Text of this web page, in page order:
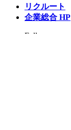
リクルート
企業総合 HP
Follow us